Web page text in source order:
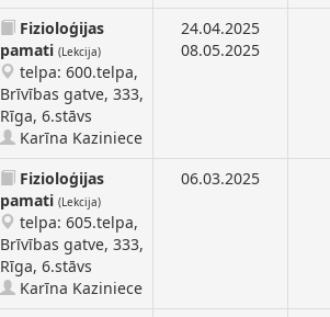
Fizioloģijas
pamati (Lekcija)
telpa: 600.telpa,
Brīvības gatve, 333,
Rīga, 6.stāvs
Karīna Kaziniece
24.04.2025
08.05.2025
Fizioloģijas
pamati (Lekcija)
telpa: 605.telpa,
Brīvības gatve, 333,
Rīga, 6.stāvs
Karīna Kaziniece
06.03.2025